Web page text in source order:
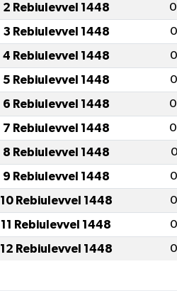
2 Rebiulevvel 1448
3 Rebiulevvel 1448
4 Rebiulevvel 1448
5 Rebiulevvel 1448
6 Rebiulevvel 1448
7 Rebiulevvel 1448
8 Rebiulevvel 1448
9 Rebiulevvel 1448
10 Rebiulevvel 1448
11 Rebiulevvel 1448
12 Rebiulevvel 1448